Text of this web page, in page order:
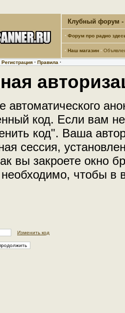
Клубный форум -
· Форум про радио
· Наш магазин ·
Регистрация · Правила ·
автоматического
код. Если вам не
код". Ваша
сессия,
вы закроете окно
необходимо, чтобы
Изменить код